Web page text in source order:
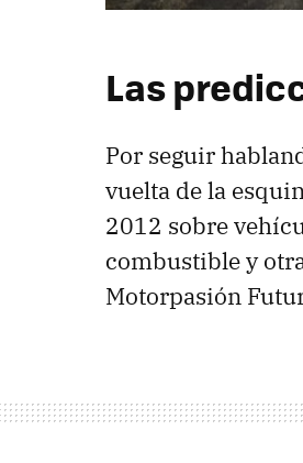
Las
Por seguir
vuelta de la
2012 sobre
combustible y
Motorpasión